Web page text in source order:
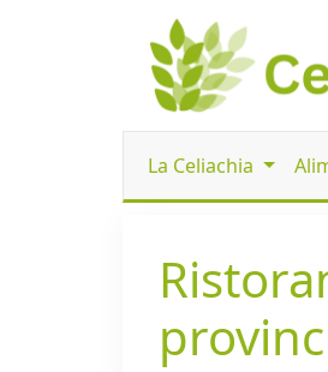
La Celiachia